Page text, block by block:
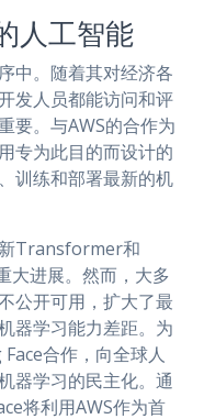
人工智能
中。随着其对经济各
发人员都能访问和评
要。与AWS的合作为
专为此目的而设计的
训练和部署最新的机
Transformer和
大进展。然而，大多
公开可用，扩大了最
器学习能力差距。为
合作，向全球人
器学习的民主化。通
将利用AWS作为首